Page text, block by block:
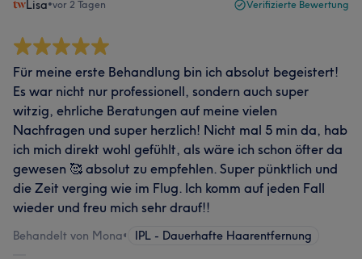
Lisa•vor 2 Tagen Verifizierte Bewertung
Für meine erste Behandlung bin ich absolut begeistert!
Es war nicht nur professionell, sondern auch super
witzig, ehrliche Beratungen auf meine vielen
Nachfragen und super herzlich! Nicht mal 5 min da, hab
ich mich direkt wohl gefühlt, als wäre ich schon öfter da
gewesen 🥰 absolut zu empfehlen. Super pünktlich und
die Zeit verging wie im Flug. Ich komm auf jeden Fall
wieder und freu mich sehr drauf!!
Behandelt von Mona• IPL - Dauerhafte Haarentfernung